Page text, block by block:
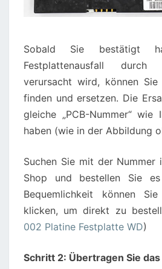
Sobald Sie bestätigt
Festplattenausfall
verursacht wird, können Sie
finden und ersetzen. Die
gleiche „PCB-Nummer“ wie
haben (wie in der Abbildung
Suchen Sie mit der Nummer
Shop und bestellen Sie
Bequemlichkeit können
klicken, um direkt zu
002 Platine Festplatte WD)
Schritt 2: Übertragen Sie das